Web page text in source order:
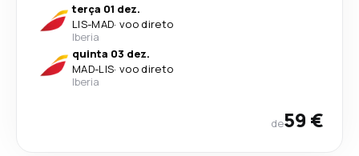
terça 01 dez.
LIS-MAD· voo direto
Iberia
quinta 03 dez.
MAD-LIS· voo direto
Iberia
de59 €